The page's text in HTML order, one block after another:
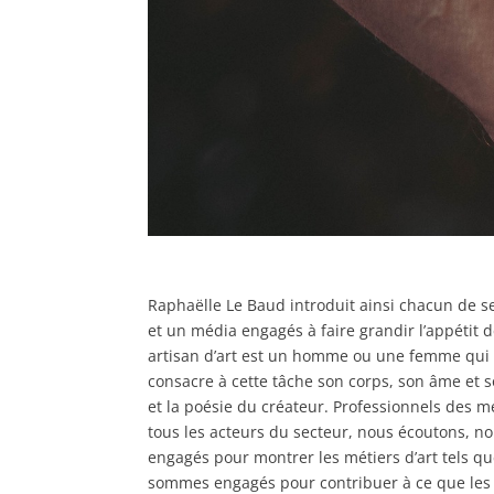
Raphaëlle Le Baud introduit ainsi chacun de
et un média engagés à faire grandir l’appétit
artisan d’art est un homme ou une femme
consacre à cette tâche son corps, son âme
et la poésie du créateur. Professionnels des
tous les acteurs du secteur, nous écoutons,
engagés pour montrer les métiers d’art tels
sommes engagés pour contribuer à ce que